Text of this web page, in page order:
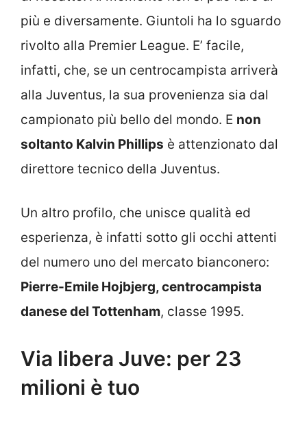
più e diversamente. Giuntoli ha lo sguardo
rivolto alla Premier League. E’ facile,
infatti, che, se un centrocampista arriverà
alla Juventus, la sua provenienza sia dal
campionato più bello del mondo. E non
soltanto Kalvin Phillips è attenzionato dal
direttore tecnico della Juventus.
Un altro profilo, che unisce qualità ed
esperienza, è infatti sotto gli occhi attenti
del numero uno del mercato bianconero:
Pierre-Emile Hojbjerg, centrocampista
danese del Tottenham, classe 1995.
Via libera Juve: per 23
milioni è tuo